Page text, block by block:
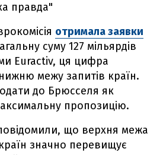
правда"
отримала заявки
суму 127 мільярдів
Euractiv, ця цифра
межу запитів країн.
до Брюсселя як
пропозицію.
що верхня межа
значно перевищує